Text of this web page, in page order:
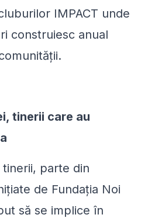
IMPACT unde
construiesc anual
tinerii care au
tinerii, parte din
de Fundația Noi
să se implice în